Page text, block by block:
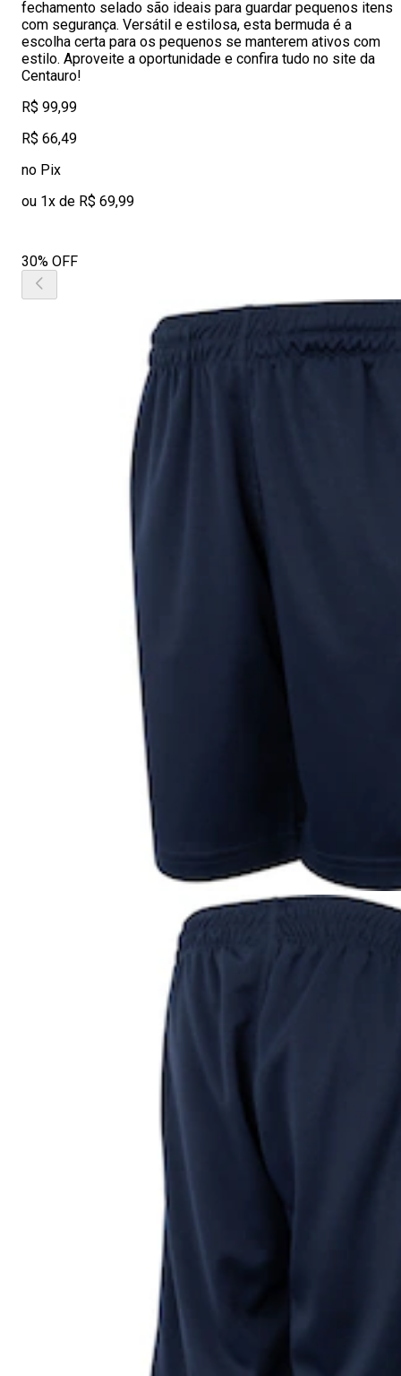
fechamento selado são ideais para guardar pequenos itens
com segurança. Versátil e estilosa, esta bermuda é a
escolha certa para os pequenos se manterem ativos com
estilo. Aproveite a oportunidade e confira tudo no site da
Centauro!
R$ 99,99
R$ 66,49
no Pix
ou 1x de R$ 69,99
30% OFF